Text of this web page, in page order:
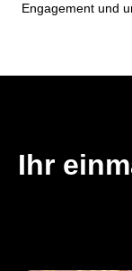
Engagement und
Ihr